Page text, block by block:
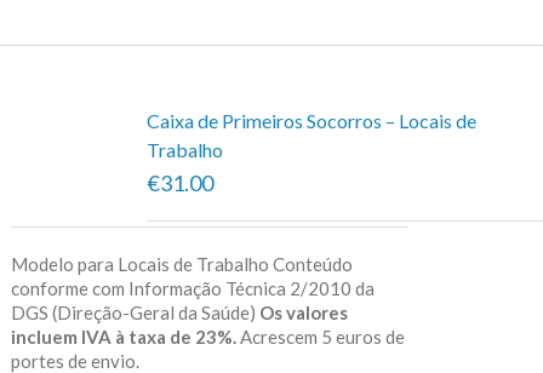
Caixa de Primeiros Socorros – Locais de
Trabalho
€31.00
Modelo para Locais de Trabalho Conteúdo
conforme com Informação Técnica 2/2010 da
DGS (Direção-Geral da Saúde) Os valores
incluem IVA à taxa de 23%. Acrescem 5 euros de
portes de envio.